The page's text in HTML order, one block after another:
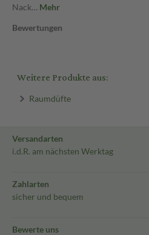
Nack… Mehr
Bewertungen
Weitere Produkte aus:
Raumdüfte
Versandarten
i.d.R. am nächsten Werktag
Zahlarten
sicher und bequem
Bewerte uns